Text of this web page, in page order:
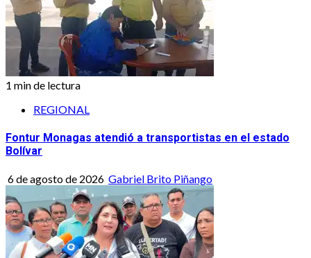
1 min de lectura
REGIONAL
Fontur Monagas atendió a transportistas en el estado
Bolívar
6 de agosto de 2026 Gabriel Brito Piñango